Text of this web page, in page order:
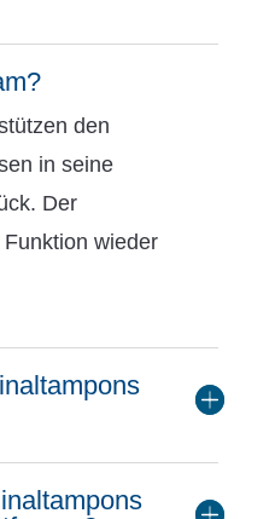
den
in seine
Der
wieder